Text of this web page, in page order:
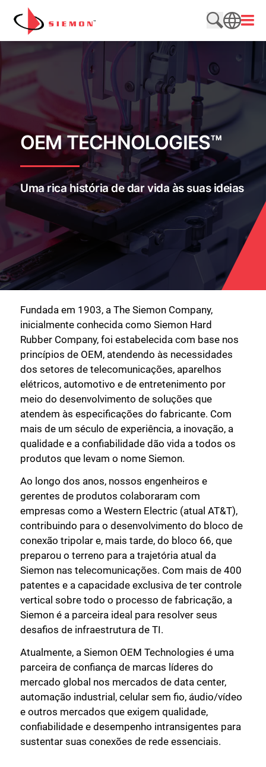
Pular para o conteúdo
Pesquisar
Abrir
SEARCH
OEM TECHNOLOGIES™
Uma rica história de dar vida às suas ideias
Fundada em 1903, a The Siemon Company,
inicialmente conhecida como Siemon Hard
Rubber Company, foi estabelecida com base nos
princípios de OEM, atendendo às necessidades
dos setores de telecomunicações, aparelhos
elétricos, automotivo e de entretenimento por
meio do desenvolvimento de soluções que
atendem às especificações do fabricante. Com
mais de um século de experiência, a inovação, a
qualidade e a confiabilidade dão vida a todos os
produtos que levam o nome Siemon.
Ao longo dos anos, nossos engenheiros e
gerentes de produtos colaboraram com
empresas como a Western Electric (atual AT&T),
contribuindo para o desenvolvimento do bloco de
conexão tripolar e, mais tarde, do bloco 66, que
preparou o terreno para a trajetória atual da
Siemon nas telecomunicações. Com mais de 400
patentes e a capacidade exclusiva de ter controle
vertical sobre todo o processo de fabricação, a
Siemon é a parceira ideal para resolver seus
desafios de infraestrutura de TI.
Atualmente, a Siemon OEM Technologies é uma
parceira de confiança de marcas líderes do
mercado global nos mercados de data center,
automação industrial, celular sem fio, áudio/vídeo
e outros mercados que exigem qualidade,
confiabilidade e desempenho intransigentes para
sustentar suas conexões de rede essenciais.